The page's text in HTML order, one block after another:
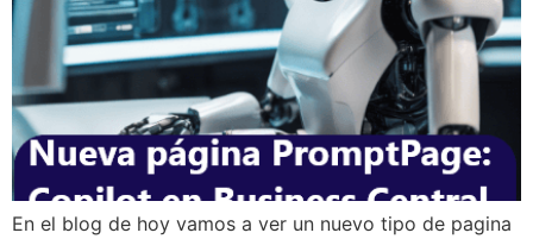
En el blog de hoy vamos a ver un nuevo tipo de pagina